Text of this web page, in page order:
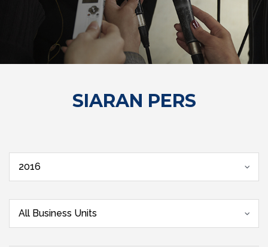
SIARAN PERS
2016
All Business Units